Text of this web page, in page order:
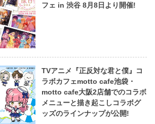
フェ in 渋谷 8月8日より開催!
TVアニメ『正反対な君と僕』コ
ラボカフェmotto cafe池袋・
motto cafe大阪2店舗でのコラボ
メニューと描き起こしコラボグ
ッズのラインナップが公開!